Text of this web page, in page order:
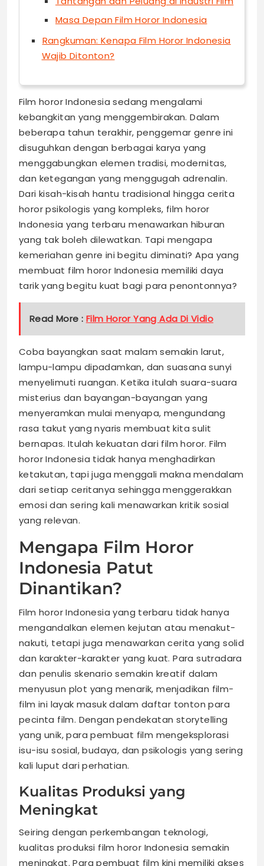
Masa Depan Film Horor Indonesia
Rangkuman: Kenapa Film Horor Indonesia
Wajib Ditonton?
Film horor Indonesia sedang mengalami
kebangkitan yang menggembirakan. Dalam
beberapa tahun terakhir, penggemar genre ini
disuguhkan dengan berbagai karya yang
menggabungkan elemen tradisi, modernitas,
dan ketegangan yang menggugah adrenalin.
Dari kisah-kisah hantu tradisional hingga cerita
horor psikologis yang kompleks, film horor
Indonesia yang terbaru menawarkan hiburan
yang tak boleh dilewatkan. Tapi mengapa
kemeriahan genre ini begitu diminati? Apa yang
membuat film horor Indonesia memiliki daya
tarik yang begitu kuat bagi para penontonnya?
Read More : Film Horor Yang Ada Di Vidio
Coba bayangkan saat malam semakin larut,
lampu-lampu dipadamkan, dan suasana sunyi
menyelimuti ruangan. Ketika itulah suara-suara
misterius dan bayangan-bayangan yang
menyeramkan mulai menyapa, mengundang
rasa takut yang nyaris membuat kita sulit
bernapas. Itulah kekuatan dari film horor. Film
horor Indonesia tidak hanya menghadirkan
ketakutan, tapi juga menggali makna mendalam
dari setiap ceritanya sehingga menggerakkan
emosi dan sering kali menawarkan kritik sosial
yang relevan.
Mengapa Film Horor
Indonesia Patut
Dinantikan?
Film horor Indonesia yang terbaru tidak hanya
mengandalkan elemen kejutan atau menakut-
nakuti, tetapi juga menawarkan cerita yang solid
dan karakter-karakter yang kuat. Para sutradara
dan penulis skenario semakin kreatif dalam
menyusun plot yang menarik, menjadikan film-
film ini layak masuk dalam daftar tonton para
pecinta film. Dengan pendekatan storytelling
yang unik, para pembuat film mengeksplorasi
isu-isu sosial, budaya, dan psikologis yang sering
kali luput dari perhatian.
Kualitas Produksi yang
Meningkat
Seiring dengan perkembangan teknologi,
kualitas produksi film horor Indonesia semakin
meningkat. Para pembuat film kini memiliki akses